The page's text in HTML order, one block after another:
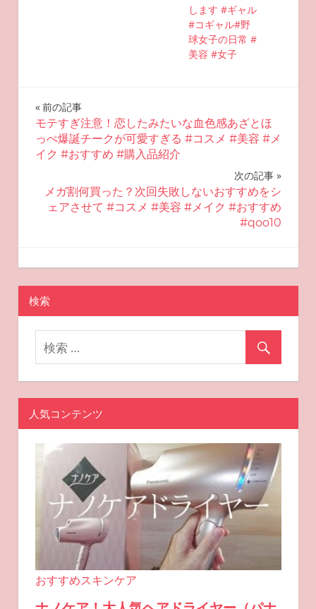
します #ギャル
#コギャル#野
球女子の日常 #
美容 #女子
投
稿
ナ
ビ
シ
ョ
ン
前の記事
モテすぎ注意！恋したみたいな血色感あざとほ
っぺ爆誕チークが可愛すぎる #コスメ #美容 #メ
イク #おすすめ #購入品紹介
次の記事
メガ割何買った？次回失敗しないおすすめをシ
ェアさせて #コスメ #美容 #メイク #おすすめ
#qoo10
2025-09-23
miyu
おすすめ美容
検索
人気コンテンツ